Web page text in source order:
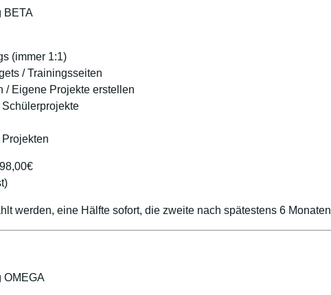
BETA
(immer 1:1)
/ Trainingsseiten
/ Eigene Projekte erstellen
werden, eine Hälfte sofort, die zweite nach spätestens 6 Monaten
OMEGA